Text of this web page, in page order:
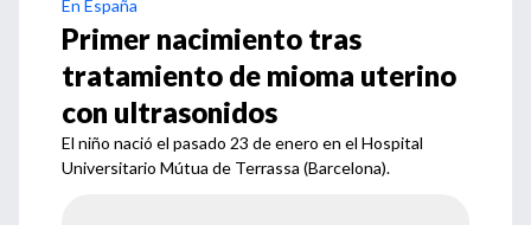
En España
Primer nacimiento tras
tratamiento de mioma uterino
con ultrasonidos
El niño nació el pasado 23 de enero en el Hospital
Universitario Mútua de Terrassa (Barcelona).